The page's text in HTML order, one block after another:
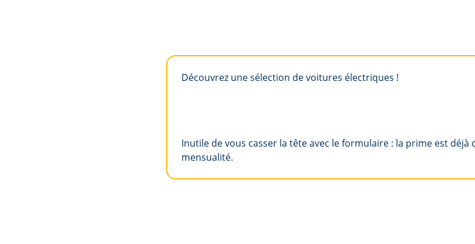
Découvrez une sélection de voitures électriques !
Inutile de vous casser la tête avec le formulaire : la prime est déjà
mensualité.